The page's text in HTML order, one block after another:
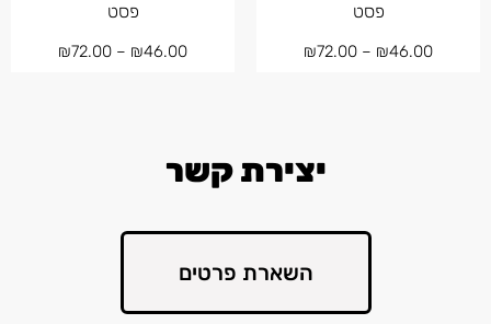
פסט
₪46.00
–
₪72.00
פסט
₪46.00
–
₪72.00
יצירת קשר
השארת פרטים